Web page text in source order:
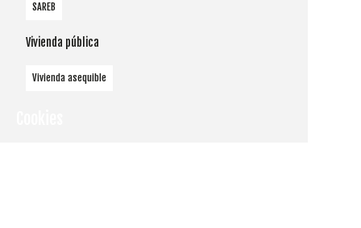
SAREB
Vivienda pública
Vivienda asequible